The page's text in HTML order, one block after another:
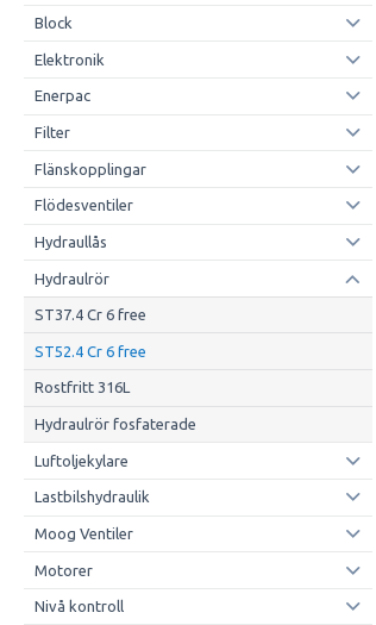
Block
Elektronik
Enerpac
Filter
Flänskopplingar
Flödesventiler
Hydraullås
Hydraulrör
ST37.4 Cr 6 free
ST52.4 Cr 6 free
Rostfritt 316L
Hydraulrör fosfaterade
Luftoljekylare
Lastbilshydraulik
Moog Ventiler
Motorer
Nivå kontroll